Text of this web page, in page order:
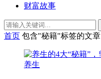
财富故事
首页 包含"秘籍"标签的文章
养生